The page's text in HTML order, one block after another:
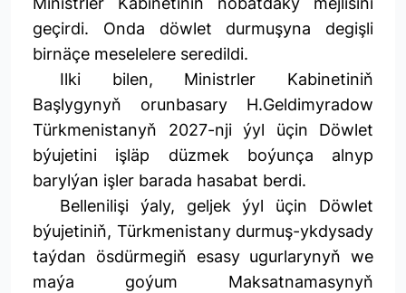
geçirdi. Onda döwlet durmuşyna degişli
birnäçe meselelere seredildi.
Ilki bilen, Ministrler Kabinetiniň
Başlygynyň orunbasary H.Geldimyradow
Türkmenistanyň 2027-nji ýyl üçin Döwlet
býujetini işläp düzmek boýunça alnyp
barylýan işler barada hasabat berdi.
Bellenilişi ýaly, geljek ýyl üçin Döwlet
býujetiniň, Türkmenistany durmuş-ykdysady
taýdan ösdürmegiň esasy ugurlarynyň we
maýa goýum Maksatnamasynyň